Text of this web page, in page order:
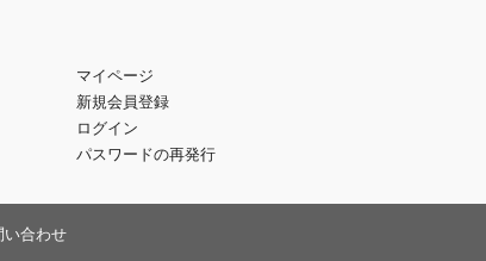
マイページ
新規会員登録
ログイン
パスワードの再発行
い合わせ